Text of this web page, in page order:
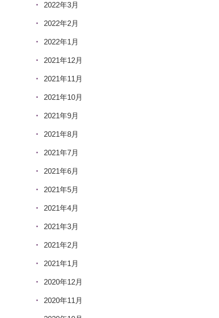
2022年3月
2022年2月
2022年1月
2021年12月
2021年11月
2021年10月
2021年9月
2021年8月
2021年7月
2021年6月
2021年5月
2021年4月
2021年3月
2021年2月
2021年1月
2020年12月
2020年11月